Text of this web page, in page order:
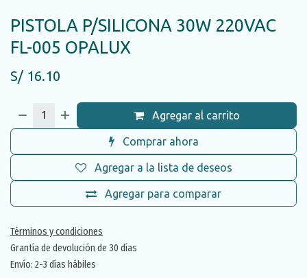
PISTOLA P/SILICONA 30W 220VAC
FL-005 OPALUX
S/ 16.10
Agregar al carrito
Comprar ahora
Agregar para comparar
Agregar a la lista de deseos
Términos y condiciones
Grantía de devolución de 30 días
Envío: 2-3 días hábiles